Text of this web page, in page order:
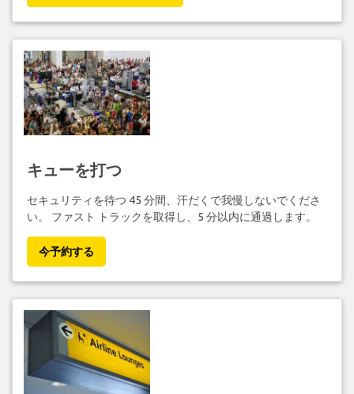
キューを打つ
セキュリティを待つ 45 分間、汗だくで我慢しないでくださ
い。 ファスト トラックを取得し、5 分以内に通過します。
今予約する